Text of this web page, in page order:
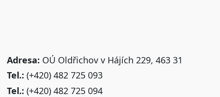
Adresa: OÚ Oldřichov v Hájích 229, 463 31
Tel.: (+420) 482 725 093
Tel.: (+420) 482 725 094